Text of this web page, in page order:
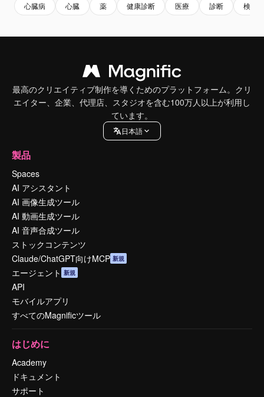
心臓病 心臓 薬 健康診断 医療 診断 検査
最高のクリエイティブ制作を導くためのプラットフォーム。クリ
エイター、企業、代理店、スタジオを含む100万人以上が利用し
ています。
日本語
製品
Spaces
AI アシスタント
AI 画像生成ツール
AI 動画生成ツール
AI 音声合成ツール
ストックコンテンツ
Claude/ChatGPT向けMCP 新規
エージェント 新規
API
モバイルアプリ
すべてのMagnificツール
はじめに
Academy
ドキュメント
サポート